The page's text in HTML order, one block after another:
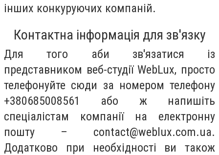
інших конкуруючих компаній.
Контактна інформація для зв'язку
Для того аби зв'язатися із
представником веб-студії WebLux, просто
телефонуйте сюди за номером телефону
+380685008561 або ж напишіть
спеціалістам компанії на електронну
пошту – contact@weblux.com.ua.
Додатково при необхідності ви також